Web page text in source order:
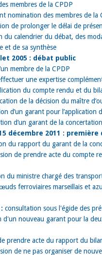
membres de la CPDP
nomination des membres de la
de prolonger le délai de
du calendrier du débat, des
et de sa synthèse
2005 : débat public
membre de la CPDP
une expertise
du compte rendu et du
de la décision du maître
d’un garant pour l’application
d’un garant de la
décembre 2011 : première
du rapport du garant de la
de prendre acte du compte
du ministre chargé des
ferroviaires marseillais et
consultation sous l'égide des
d'un nouveau garant pour la
prendre acte du rapport du
de ne pas organiser de